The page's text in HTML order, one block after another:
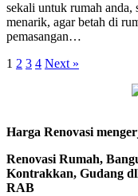
sekali untuk rumah anda,
menarik, agar betah di
pemasangan…
1 2 3 4 Next »
Harga Renovasi
Renovasi Rumah,
Kontrakkan, Gudang
RAB